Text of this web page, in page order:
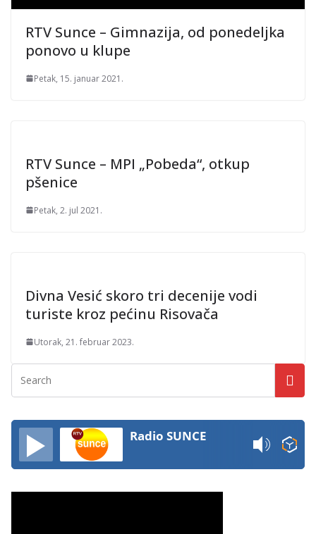
RTV Sunce – Gimnazija, od ponedeljka
ponovo u klupe
Petak, 15. januar 2021.
RTV Sunce – MPI „Pobeda“, otkup
pšenice
Petak, 2. jul 2021.
Divna Vesić skoro tri decenije vodi
turiste kroz pećinu Risovača
Utorak, 21. februar 2023.
Radio SUNCE